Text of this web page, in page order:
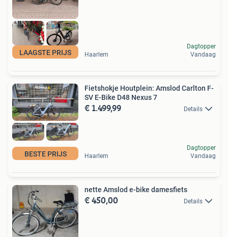
LAAGSTE PRIJS Haarlem
Dagtopper
Vandaag
BESTE PRIJS
Fietshokje Houtplein: Amslod Carlton F-
SV E-Bike D48 Nexus 7
€ 1.499,99 Details
Haarlem
Dagtopper
Vandaag
nette Amslod e-bike damesfiets
€ 450,00 Details